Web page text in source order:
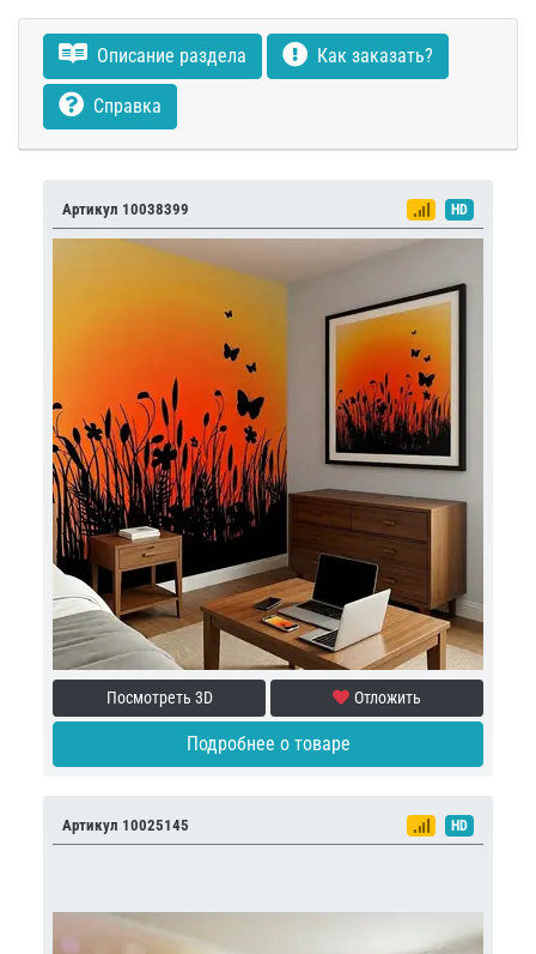
Описание раздела Как заказать?
Справка
Артикул 10038399 HD
Посмотреть 3D Отложить
Подробнее о товаре
Артикул 10025145 HD